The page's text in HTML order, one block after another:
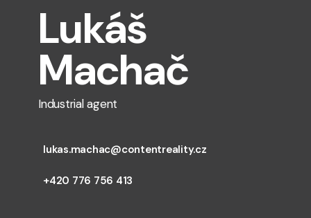
Lukáš
Machač
Industrial agent
lukas.machac@contentreality.cz
+420 776 756 413